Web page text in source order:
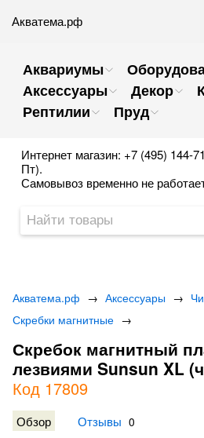
Акватема.рф
Аквариумы
Аксессуары
Декор
Рептилии
Пруд
Интернет магазин: +7 (495) 144-
Пт).
Самовывоз временно не
Акватема.рф → Аксессуары →
Скребки магнитные →
Скребок магнитный
лезвиями Sunsun XL
Код 17809
Обзор Отзывы 0